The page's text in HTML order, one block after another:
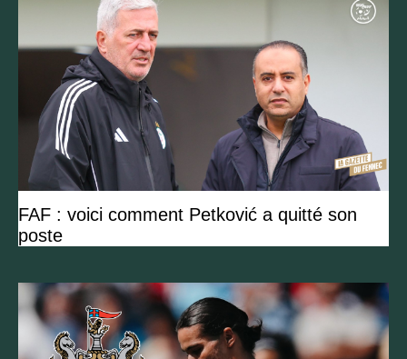
FAF : voici comment Petković a quitté son
poste